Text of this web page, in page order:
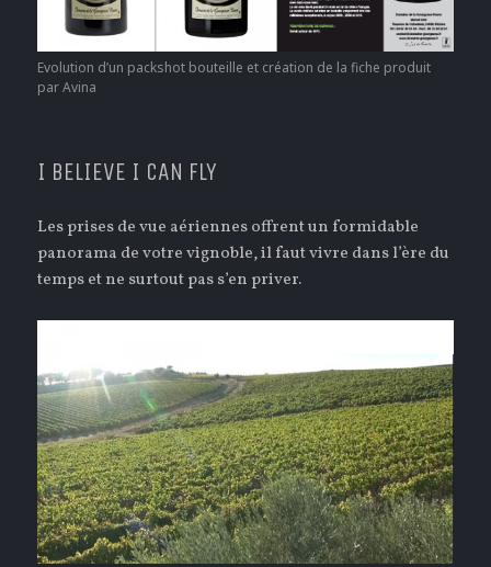
Evolution d’un packshot bouteille et création de la fiche produit
par Avina
I BELIEVE I CAN FLY
Les prises de vue aériennes offrent un formidable
panorama de votre vignoble, il faut vivre dans l’ère du
temps et ne surtout pas s’en priver.